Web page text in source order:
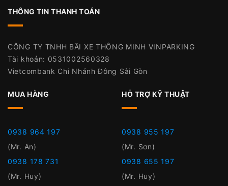
THÔNG TIN THANH TOÁN
CÔNG TY TNHH BÃI XE THÔNG MINH VINPARKING
Tài khoản: 0531002560328
Vietcombank Chi Nhánh Đông Sài Gòn
MUA HÀNG
0938 964 197
(Mr. An)
0938 178 731
(Mr. Huy)
HỖ TRỢ KỸ THUẬT
0938 955 197
(Mr. Sơn)
0938 655 197
(Mr. Huy)